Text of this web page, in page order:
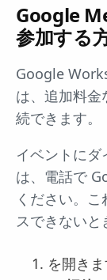
Google
参加する
Google
は、追加料
続できます。
イベントに
は、電話で
ください。
スできないと
を開き